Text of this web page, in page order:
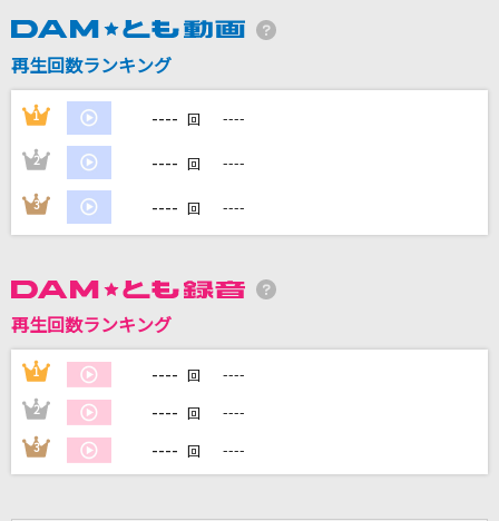
永井裕子
カラオケ最新情報をチェック！
再生回数ランキング
1 ---- 回 ----
2 ---- 回 ----
3 ---- 回 ----
再生回数ランキング
1 ---- 回 ----
2 ---- 回 ----
3 ---- 回 ----